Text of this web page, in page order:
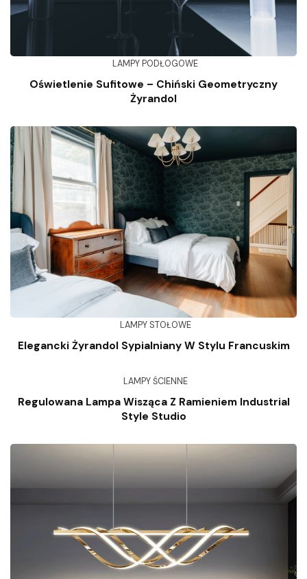
LAMPY PODŁOGOWE
Oświetlenie Sufitowe – Chiński Geometryczny
Żyrandol
LAMPY STOŁOWE
Elegancki Żyrandol Sypialniany W Stylu Francuskim
LAMPY ŚCIENNE
Regulowana Lampa Wisząca Z Ramieniem Industrial
Style Studio